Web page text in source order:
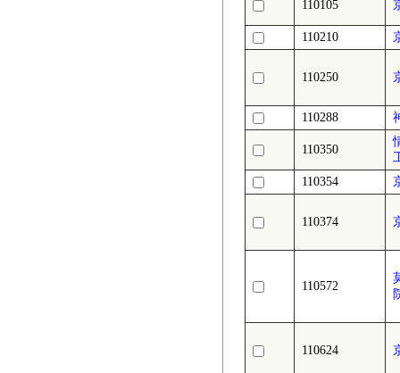
110105
110210
110250
110288
110350
110354
110374
110572
110624